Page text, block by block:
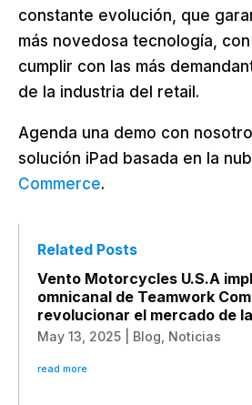
constante evolución, que
más novedosa tecnología,
cumplir con las más
de la industria del retail.
Agenda una demo con
solución iPad basada en la
Commerce.
Related Posts
Vento Motorcycles U.S.A
omnicanal de Teamwork
revolucionar el mercado de
May 13, 2025 Blog Noticias
read more